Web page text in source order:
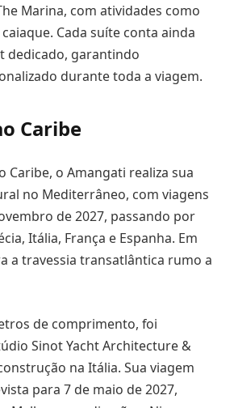
Marina, com atividades como
Cada suíte conta ainda
dedicado, garantindo
durante toda a viagem.
Caribe
Caribe, o Amangati realiza sua
no Mediterrâneo, com viagens
de 2027, passando por
Itália, França e Espanha. Em
a travessia transatlântica rumo a
de comprimento, foi
Sinot Yacht Architecture &
na Itália. Sua viagem
para 7 de maio de 2027,